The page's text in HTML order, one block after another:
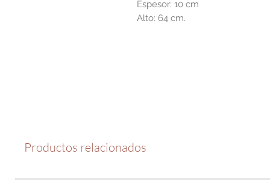
Espesor: 10 cm
Alto: 64 cm.
Productos relacionados